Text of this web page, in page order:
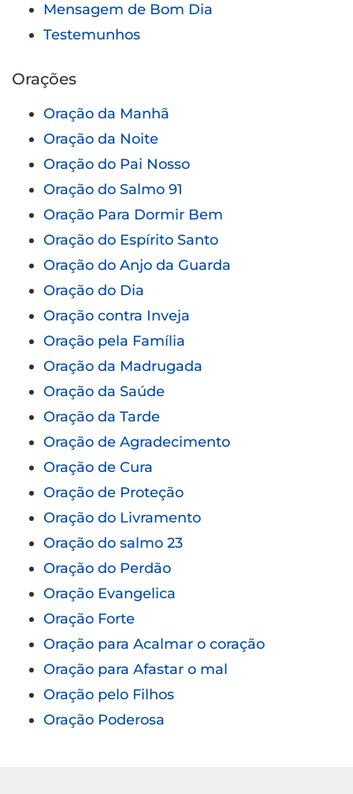
Mensagem de Bom Dia
Testemunhos
Orações
Oração da Manhã
Oração da Noite
Oração do Pai Nosso
Oração do Salmo 91
Oração Para Dormir Bem
Oração do Espírito Santo
Oração do Anjo da Guarda
Oração do Dia
Oração contra Inveja
Oração pela Família
Oração da Madrugada
Oração da Saúde
Oração da Tarde
Oração de Agradecimento
Oração de Cura
Oração de Proteção
Oração do Livramento
Oração do salmo 23
Oração do Perdão
Oração Evangelica
Oração Forte
Oração para Acalmar o coração
Oração para Afastar o mal
Oração pelo Filhos
Oração Poderosa